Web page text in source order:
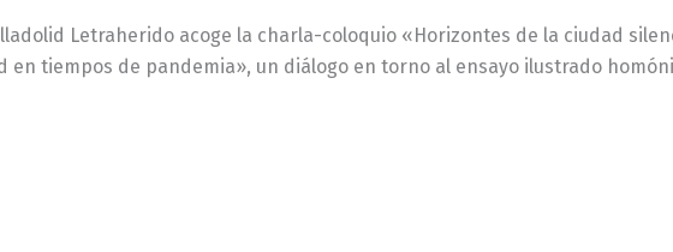
Letraherido acoge la charla-coloquio «Horizontes de la ciudad
en tiempos de pandemia», un diálogo en torno al ensayo ilustrado